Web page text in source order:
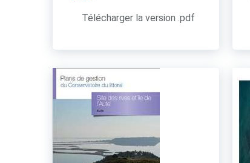
Télécharger la version .pdf